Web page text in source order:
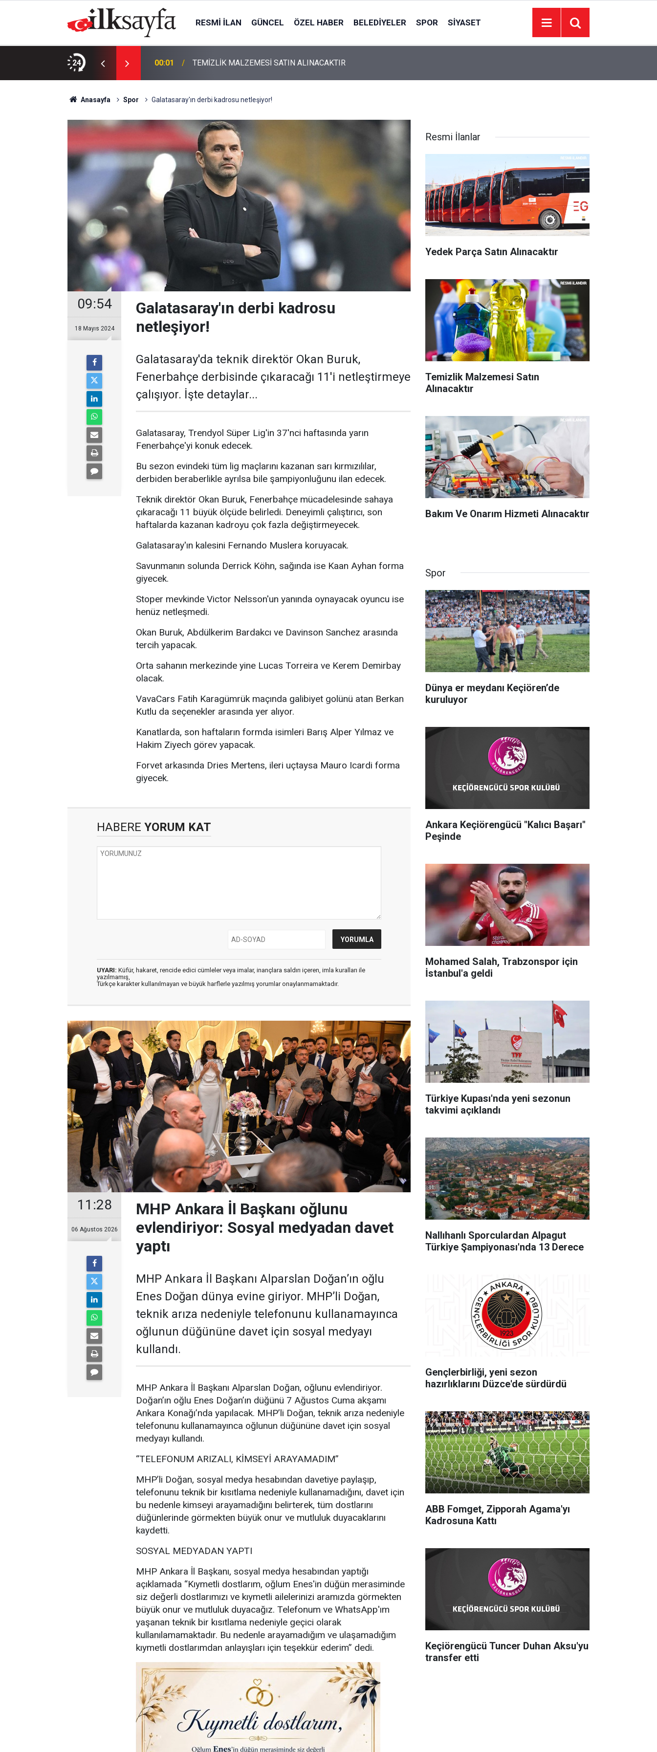
RESMI İLAN GÜNCEL ÖZEL HABER BELEDIYELER SPOR SIYASET
24 00:01 TEMİZLİK MALZEMESİ SATIN ALINACAKTIR
Anasayfa Spor Galatasaray'ın derbi kadrosu netleşiyor!
09:54
18 Mayıs 2024
Galatasaray'ın derbi kadrosu
netleşiyor!
Galatasaray'da teknik direktör Okan Buruk,
Fenerbahçe derbisinde çıkaracağı 11'i netleştirmeye
çalışıyor. İşte detaylar...
Galatasaray, Trendyol Süper Lig'in 37'nci haftasında yarın
Fenerbahçe'yi konuk edecek.
Bu sezon evindeki tüm lig maçlarını kazanan sarı kırmızılılar,
derbiden beraberlikle ayrılsa bile şampiyonluğunu ilan edecek.
Teknik direktör Okan Buruk, Fenerbahçe mücadelesinde sahaya
çıkaracağı 11 büyük ölçüde belirledi. Deneyimli çalıştırıcı, son
haftalarda kazanan kadroyu çok fazla değiştirmeyecek.
Galatasaray'ın kalesini Fernando Muslera koruyacak.
Savunmanın solunda Derrick Köhn, sağında ise Kaan Ayhan forma
giyecek.
Stoper mevkinde Victor Nelsson'un yanında oynayacak oyuncu ise
henüz netleşmedi.
Okan Buruk, Abdülkerim Bardakcı ve Davinson Sanchez arasında
tercih yapacak.
Orta sahanın merkezinde yine Lucas Torreira ve Kerem Demirbay
olacak.
VavaCars Fatih Karagümrük maçında galibiyet golünü atan Berkan
Kutlu da seçenekler arasında yer alıyor.
Kanatlarda, son haftaların formda isimleri Barış Alper Yılmaz ve
Hakim Ziyech görev yapacak.
Forvet arkasında Dries Mertens, ileri uçtaysa Mauro Icardi forma
giyecek.
HABERE YORUM KAT
UYARI: Küfür, hakaret, rencide edici cümleler veya imalar, inançlara saldırı içeren, imla kuralları ile
yazılmamış,
Türkçe karakter kullanılmayan ve büyük harflerle yazılmış yorumlar onaylanmamaktadır.
11:28
06 Ağustos 2026
MHP Ankara İl Başkanı oğlunu
evlendiriyor: Sosyal medyadan davet
yaptı
MHP Ankara İl Başkanı Alparslan Doğan’ın oğlu
Enes Doğan dünya evine giriyor. MHP’li Doğan,
teknik arıza nedeniyle telefonunu kullanamayınca
oğlunun düğününe davet için sosyal medyayı
kullandı.
MHP Ankara İl Başkanı Alparslan Doğan, oğlunu evlendiriyor.
Doğan’ın oğlu Enes Doğan’ın düğünü 7 Ağustos Cuma akşamı
Ankara Konağı’nda yapılacak. MHP’li Doğan, teknik arıza nedeniyle
telefonunu kullanamayınca oğlunun düğününe davet için sosyal
medyayı kullandı.
“TELEFONUM ARIZALI, KİMSEYİ ARAYAMADIM”
MHP’li Doğan, sosyal medya hesabından davetiye paylaşıp,
telefonunu teknik bir kısıtlama nedeniyle kullanamadığını, davet için
bu nedenle kimseyi arayamadığını belirterek, tüm dostlarını
düğünlerinde görmekten büyük onur ve mutluluk duyacaklarını
kaydetti.
SOSYAL MEDYADAN YAPTI
MHP Ankara İl Başkanı, sosyal medya hesabından yaptığı
açıklamada “Kıymetli dostlarım, oğlum Enes'in düğün merasiminde
siz değerli dostlarımızı ve kıymetli ailelerinizi aramızda görmekten
büyük onur ve mutluluk duyacağız. Telefonum ve WhatsApp'ım
yaşanan teknik bir kısıtlama nedeniyle geçici olarak
kullanılamamaktadır. Bu nedenle arayamadığım ve ulaşamadığım
kıymetli dostlarımdan anlayışları için teşekkür ederim” dedi.
Resmi İlanlar
Yedek Parça Satın Alınacaktır
Temizlik Malzemesi Satın
Alınacaktır
Bakım Ve Onarım Hizmeti Alınacaktır
Spor
Dünya er meydanı Keçiören’de
kuruluyor
Ankara Keçiörengücü "Kalıcı Başarı"
Peşinde
Mohamed Salah, Trabzonspor için
İstanbul'a geldi
Türkiye Kupası'nda yeni sezonun
takvimi açıklandı
Nallıhanlı Sporculardan Alpagut
Türkiye Şampiyonası'nda 13 Derece
Gençlerbirliği, yeni sezon
hazırlıklarını Düzce'de sürdürdü
ABB Fomget, Zipporah Agama'yı
Kadrosuna Kattı
Keçiörengücü Tuncer Duhan Aksu'yu
transfer etti